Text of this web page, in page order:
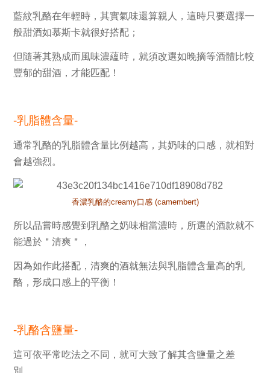
藍紋乳酪在年輕時，其實氣味還算親人，這時只要選擇一
般甜酒如慕斯卡就很好搭配；
但隨著其熟成而風味濃蘊時，就須改選如晚摘等酒體比較
豐郁的甜酒，才能匹配！
-乳脂體含量-
通常乳酪的乳脂體含量比例越高，其奶味的口感，就相對
會越強烈。
香濃乳酪的creamy口感 (camembert)
所以品嘗時感覺到乳酪之奶味相當濃時，所選的酒款就不
能過於 ＂清爽＂ ，
因為如作此搭配，清爽的酒就無法與乳脂體含量高的乳
酪，形成口感上的平衡！
-乳酪含鹽量-
這可依平常吃法之不同，就可大致了解其含鹽量之差